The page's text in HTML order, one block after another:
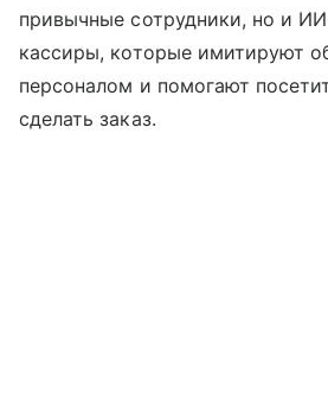
привычные сотрудники, но и
кассиры, которые имитируют
персоналом и помогают
сделать заказ.